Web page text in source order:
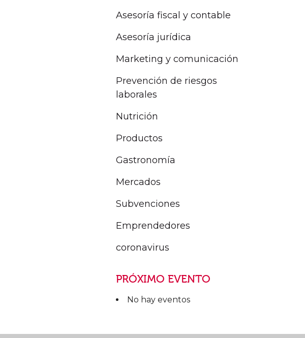
Asesoría fiscal y contable
Asesoría jurídica
Marketing y comunicación
Prevención de riesgos
laborales
Nutrición
Productos
Gastronomía
Mercados
Subvenciones
Emprendedores
coronavirus
PRÓXIMO EVENTO
No hay eventos